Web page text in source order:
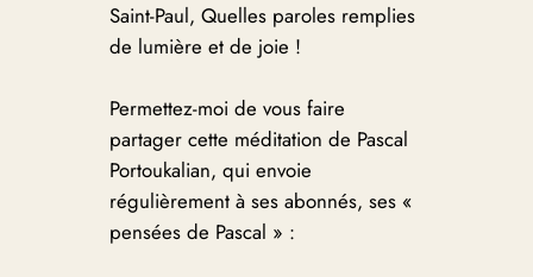
Saint-Paul, Quelles paroles remplies
de lumière et de joie !
Permettez-moi de vous faire
partager cette méditation de Pascal
Portoukalian, qui envoie
régulièrement à ses abonnés, ses «
pensées de Pascal » :